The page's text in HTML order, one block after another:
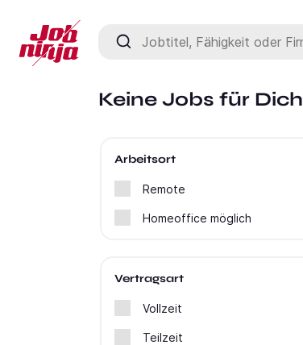
Jobtitel, Fähigkeit oder Firma
Keine Jobs für Dich
Arbeitsort
Remote
Homeoffice möglich
Vertragsart
Vollzeit
Teilzeit